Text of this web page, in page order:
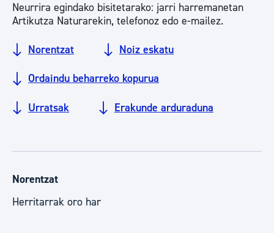
Neurrira egindako bisitetarako: jarri harremanetan
Artikutza Naturarekin, telefonoz edo e-mailez.
Norentzat Noiz eskatu
Ordaindu beharreko kopurua
Urratsak Erakunde arduraduna
Norentzat
Herritarrak oro har